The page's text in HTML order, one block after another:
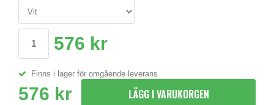
576 kr
Finns i lager för omgående leverans
576 kr LÄGG I VARUKORGEN